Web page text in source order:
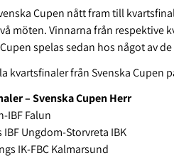
Cupen nått fram till
möten. Vinnarna från respektive
spelas sedan hos något av
kvartsfinaler från Svenska Cupen
– Svenska Cupen Herr
IBF Falun
IBF Ungdom-Storvreta IBK
IK-FBC Kalmarsund